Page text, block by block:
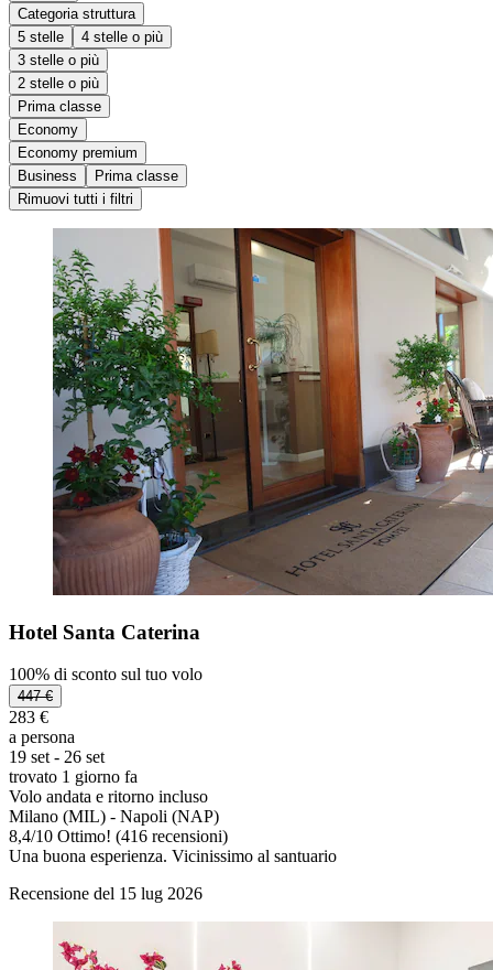
Categoria struttura
5 stelle
4 stelle o più
3 stelle o più
2 stelle o più
Prima classe
Economy
Economy premium
Business
Prima classe
Rimuovi tutti i filtri
Hotel Santa Caterina
100% di sconto sul tuo volo
447 €
283 €
a persona
19 set - 26 set
trovato 1 giorno fa
Volo andata e ritorno incluso
Milano (MIL) - Napoli (NAP)
8,4/10 Ottimo! (416 recensioni)
Una buona esperienza. Vicinissimo al santuario
Recensione del 15 lug 2026